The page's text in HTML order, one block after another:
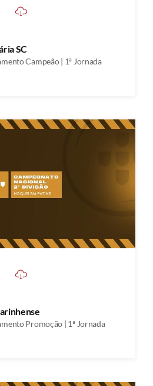
SC
Campeão | 1ª Jornada
Promoção | 1ª Jornada